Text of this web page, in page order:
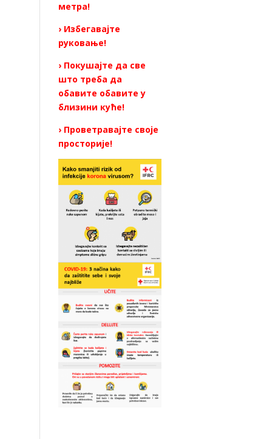
метра!
› Избегавајте
руковање!
› Покушајте да све
што треба да
обавите обавите у
близини куће!
› Проветравајте своје
просторије!